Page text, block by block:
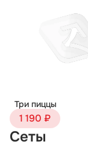
Три пиццы
1 190 ₽
Сеты